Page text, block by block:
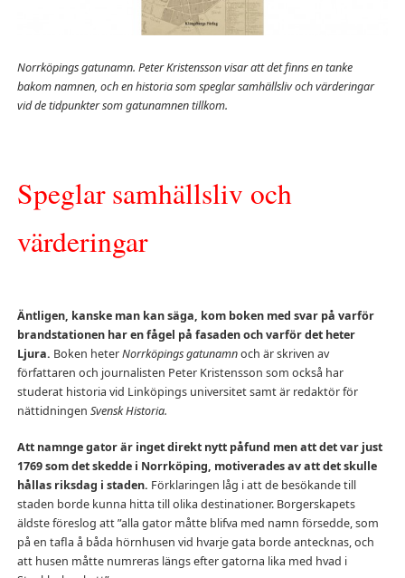
Norrköpings gatunamn. Peter Kristensson visar att det finns en tanke
bakom namnen, och en historia som speglar samhällsliv och värderingar
vid de tidpunkter som gatunamnen tillkom.
Speglar samhällsliv och
värderingar
Äntligen, kanske man kan säga, kom boken med svar på varför
brandstationen har en fågel på fasaden och varför det heter
Ljura. Boken heterNorrköpings gatunamnoch är skriven av
författaren och journalisten Peter Kristensson som också har
studerat historia vid Linköpings universitet samt är redaktör för
nättidningen Svensk Historia.
Att namnge gator är inget direkt nytt påfund men att det var just
1769 som det skedde i Norrköping, motiverades av att det skulle
hållas riksdag i staden. Förklaringen låg i att de besökande till
staden borde kunna hitta till olika destinationer. Borgerskapets
äldste föreslog att ”alla gator måtte blifva med namn försedde, som
på en tafla å båda hörnhusen vid hvarje gata borde antecknas, och
att husen måtte numreras längs efter gatorna lika med hvad i